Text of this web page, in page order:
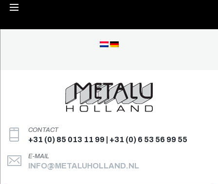
Skip
content
CONTACT
+31 (0) 85 013 11 99 | +31 (0) 6 53 56 99 55
E-MAIL
INFO@METALUHOLLAND.NL